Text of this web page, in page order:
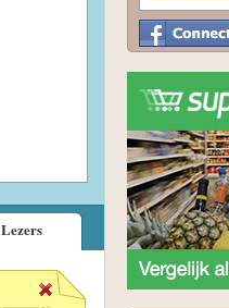
Lezers